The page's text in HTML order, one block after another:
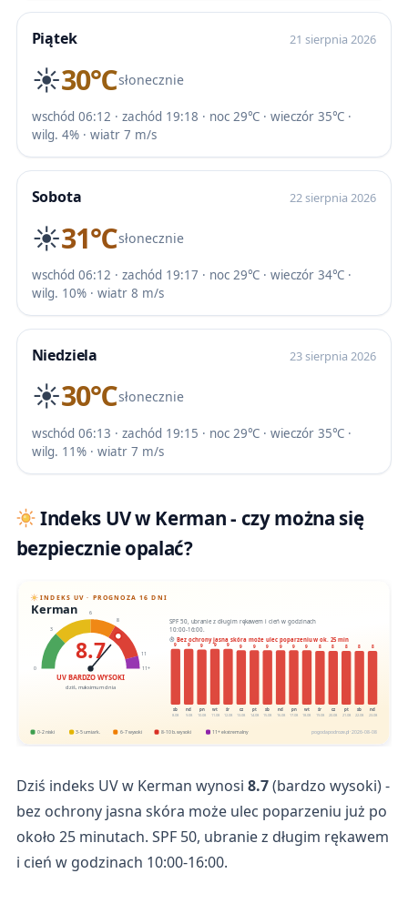
Piątek 21 sierpnia 2026
☀️30℃słonecznie
wschód 06:12 · zachód 19:18 · noc 29℃ · wieczór 35℃ ·
wilg. 4% · wiatr 7 m/s
Sobota 22 sierpnia 2026
☀️31℃słonecznie
wschód 06:12 · zachód 19:17 · noc 29℃ · wieczór 34℃ ·
wilg. 10% · wiatr 8 m/s
Niedziela 23 sierpnia 2026
☀️30℃słonecznie
wschód 06:13 · zachód 19:15 · noc 29℃ · wieczór 35℃ ·
wilg. 11% · wiatr 7 m/s
Indeks UV w Kerman - czy można się
bezpiecznie opalać?
INDEKS UV · PROGNOZA 16 DNI
Kerman
0
3
6
8
11
11+
8.7
UV BARDZO WYSOKI
dziś, maksimum dnia
SPF 50, ubranie z długim rękawem i cień w godzinach
10:00-16:00.
Bez ochrony jasna skóra może ulec poparzeniu w ok. 25 min
9
sb
8.08
9
nd
9.08
9
pn
10.08
9
wt
11.08
9
śr
12.08
9
cz
13.08
9
pt
14.08
9
sb
15.08
9
nd
16.08
9
pn
17.08
9
wt
18.08
8
śr
19.08
8
cz
20.08
8
pt
21.08
8
sb
22.08
8
nd
23.08
0-2 niski 3-5 umiark. 6-7 wysoki 8-10 b. wysoki 11+ ekstremalny pogodapodroze.pl · 2026-08-08
Dziś indeks UV w Kerman wynosi 8.7(bardzo wysoki) -
bez ochrony jasna skóra może ulec poparzeniu już po
około 25 minutach. SPF 50, ubranie z długim rękawem
i cień w godzinach 10:00-16:00.